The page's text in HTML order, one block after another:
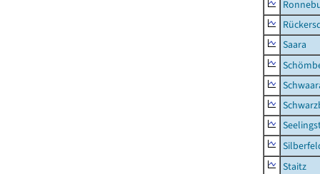
Saara
Staitz